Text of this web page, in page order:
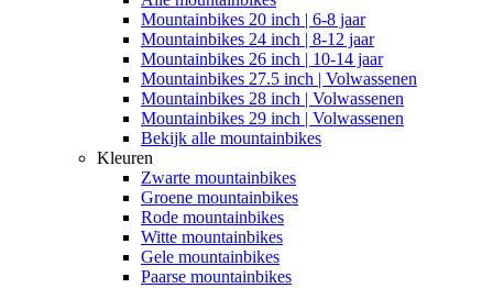
Mountainbikes 20 inch | 6-8 jaar
Mountainbikes 24 inch | 8-12 jaar
Mountainbikes 26 inch | 10-14 jaar
Mountainbikes 27.5 inch | Volwassenen
Mountainbikes 28 inch | Volwassenen
Mountainbikes 29 inch | Volwassenen
Bekijk alle mountainbikes
Kleuren
Zwarte mountainbikes
Groene mountainbikes
Rode mountainbikes
Witte mountainbikes
Gele mountainbikes
Paarse mountainbikes